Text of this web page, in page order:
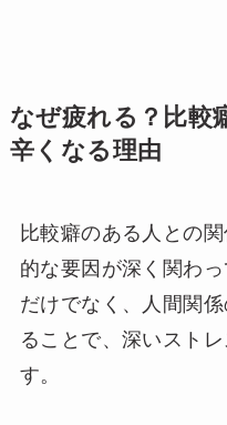
なぜ疲れる？比較
辛くなる理由
比較癖のある人との
的な要因が深く関わ
だけでなく、人間関
ることで、深いスト
す。